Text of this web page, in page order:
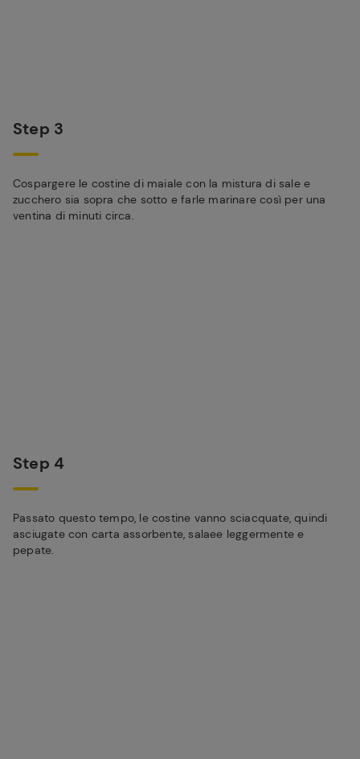
Step 3
Cospargere le costine di maiale con la mistura di sale e
zucchero sia sopra che sotto e farle marinare così per una
ventina di minuti circa.
Step 4
Passato questo tempo, le costine vanno sciacquate, quindi
asciugate con carta assorbente, salaee leggermente e
pepate.